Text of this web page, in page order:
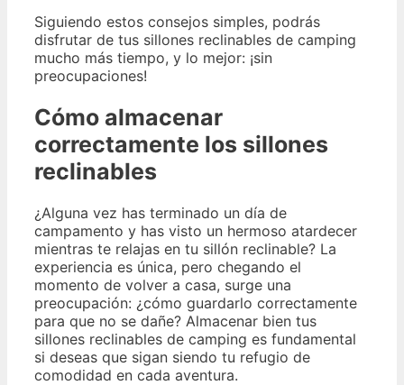
Siguiendo estos consejos simples, podrás
disfrutar de tus sillones reclinables de camping
mucho más tiempo, y lo mejor: ¡sin
preocupaciones!
Cómo almacenar
correctamente los sillones
reclinables
¿Alguna vez has terminado un día de
campamento y has visto un hermoso atardecer
mientras te relajas en tu sillón reclinable? La
experiencia es única, pero chegando el
momento de volver a casa, surge una
preocupación: ¿cómo guardarlo correctamente
para que no se dañe? Almacenar bien tus
sillones reclinables de camping es fundamental
si deseas que sigan siendo tu refugio de
comodidad en cada aventura.